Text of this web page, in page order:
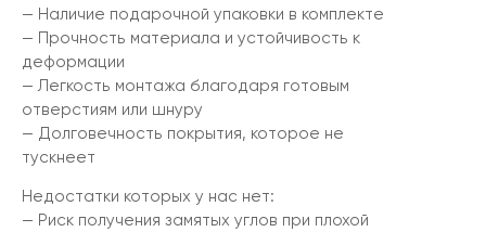
— Наличие подарочной упаковки в комплекте
— Прочность материала и устойчивость к
деформации
— Легкость монтажа благодаря готовым
отверстиям или шнуру
— Долговечность покрытия, которое не
тускнеет
Недостатки которых у нас нет:
— Риск получения замятых углов при плохой